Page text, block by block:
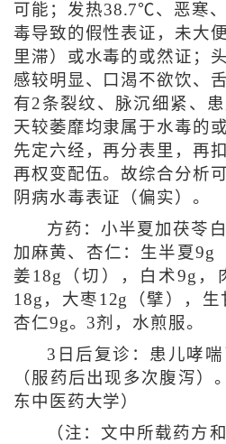
可能；发热38.7℃、恶寒
毒导致的假性表证，未大
里滞）或水毒的或然证；
感较明显、口渴不欲饮、
有2条裂纹、脉沉细紧、
天较萎靡均隶属于水毒的
先定六经，再分表里，再
再权变配伍。故综合分析
阴病水毒表证（偏实）。
方药：小半夏加茯苓
加麻黄、杏仁：生半夏9g
姜18g（切），白术9g，
18g，大枣12g（擘），生
杏仁9g。3剂，水煎服。
3日后复诊：患儿哮
（服药后出现多次腹泻）
东中医药大学）
（注：文中所载药方